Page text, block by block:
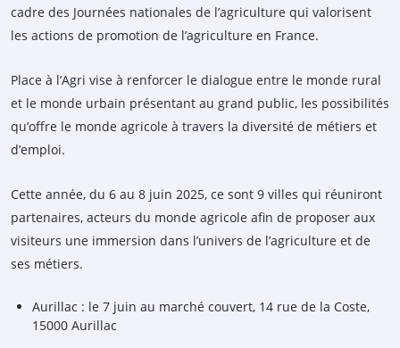
cadre des Journées nationales de l’agriculture qui valorisent
les actions de promotion de l’agriculture en France.
Place à l’Agri vise à renforcer le dialogue entre le monde rural
et le monde urbain présentant au grand public, les possibilités
qu’offre le monde agricole à travers la diversité de métiers et
d’emploi.
Cette année, du 6 au 8 juin 2025, ce sont 9 villes qui réuniront
partenaires, acteurs du monde agricole afin de proposer aux
visiteurs une immersion dans l’univers de l’agriculture et de
ses métiers.
Aurillac : le 7 juin au marché couvert, 14 rue de la Coste,
15000 Aurillac